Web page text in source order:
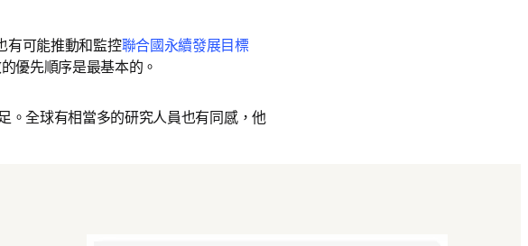
有可能推動和監控聯合國永續發展目標
優先順序是最基本的。
。全球有相當多的研究人員也有同感，他